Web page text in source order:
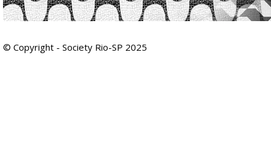
© Copyright - Society Rio-SP 2025